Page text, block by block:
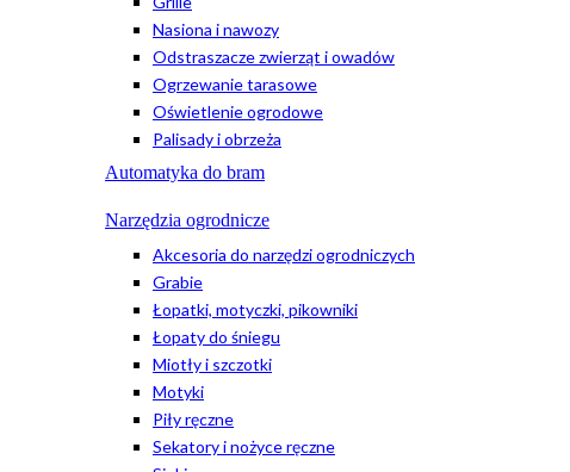
Nasiona i nawozy
Odstraszacze zwierząt i owadów
Ogrzewanie tarasowe
Oświetlenie ogrodowe
Palisady i obrzeża
Automatyka do bram
Narzędzia ogrodnicze
Akcesoria do narzędzi ogrodniczych
Grabie
Łopatki, motyczki, pikowniki
Łopaty do śniegu
Miotły i szczotki
Motyki
Piły ręczne
Sekatory i nożyce ręczne